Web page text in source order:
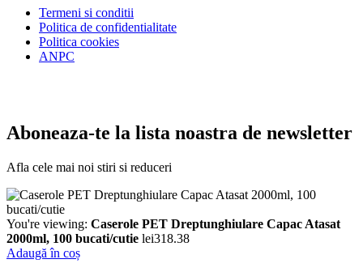
Termeni si conditii
Politica de confidentialitate
Politica cookies
ANPC
Aboneaza-te la lista noastra de newsletter
Afla cele mai noi stiri si reduceri
You're viewing: Caserole PET Dreptunghiulare Capac Atasat
2000ml, 100 bucati/cutie lei318.38
Adaugă în coș